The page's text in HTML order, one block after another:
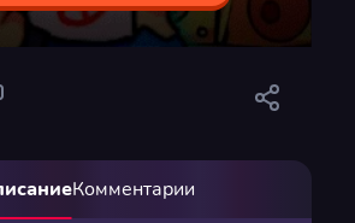
Комментарии